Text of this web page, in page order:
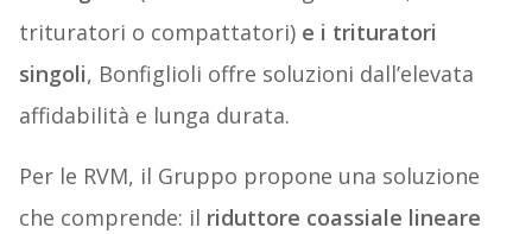
trituratori o compattatori) e i trituratori
singoli, Bonfiglioli offre soluzioni dall’elevata
affidabilità e lunga durata.
Per le RVM, il Gruppo propone una soluzione
che comprende: il riduttore coassiale lineare